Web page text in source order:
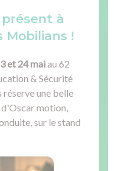
présent à
Mobilians !
et 24 maiau 62
& Sécurité
réserve une belle
d'Oscar motion,
sur le stand